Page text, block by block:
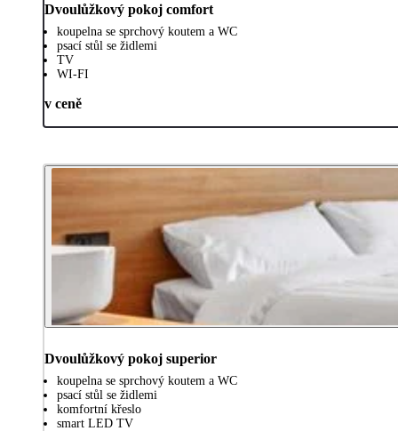
Dvoulůžkový pokoj comfort
koupelna se sprchový koutem a WC
psací stůl se židlemi
TV
WI-FI
v ceně
Dvoulůžkový pokoj superior
koupelna se sprchový koutem a WC
psací stůl se židlemi
komfortní křeslo
smart LED TV